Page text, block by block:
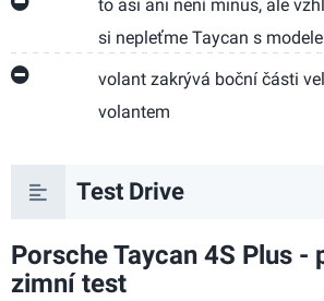
to asi ani není minus, ale
si nepleťme Taycan s
volant zakrývá boční části
volantem
Test Drive
Porsche Taycan 4S Plus -
zimní test